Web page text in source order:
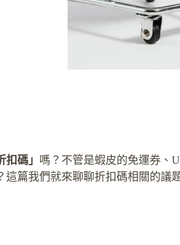
扣碼」 嗎？不管是蝦皮的免運券、
這篇我們就來聊聊折扣碼相關的議